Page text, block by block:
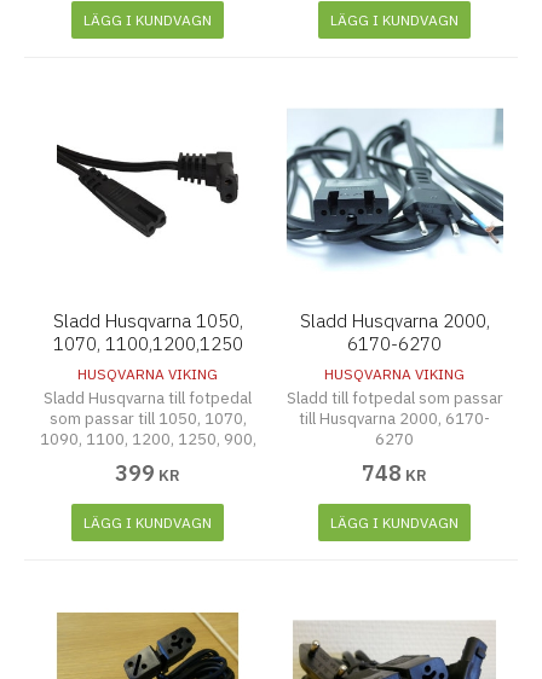
LÄGG I KUNDVAGN LÄGG I KUNDVAGN
Sladd Husqvarna 1050,
1070, 1100,1200,1250
HUSQVARNA VIKING
Sladd Husqvarna till fotpedal
som passar till 1050, 1070,
1090, 1100, 1200, 1250, 900,
399 KR
LÄGG I KUNDVAGN
Sladd Husqvarna 2000,
6170-6270
HUSQVARNA VIKING
Sladd till fotpedal som passar
till Husqvarna 2000, 6170-
6270
748 KR
LÄGG I KUNDVAGN